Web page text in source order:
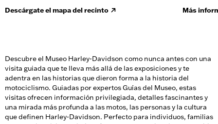
Descárgate el mapa del recinto
Más
Descubre el Museo Harley-Davidson como nunca antes con una
visita guiada que te lleva más allá de las exposiciones y te
adentra en las historias que dieron forma a la historia del
motociclismo. Guiadas por expertos Guías del Museo, estas
visitas ofrecen información privilegiada, detalles fascinantes y
una mirada más profunda a las motos, las personas y la cultura
que definen Harley-Davidson. Perfecto para individuos, familias